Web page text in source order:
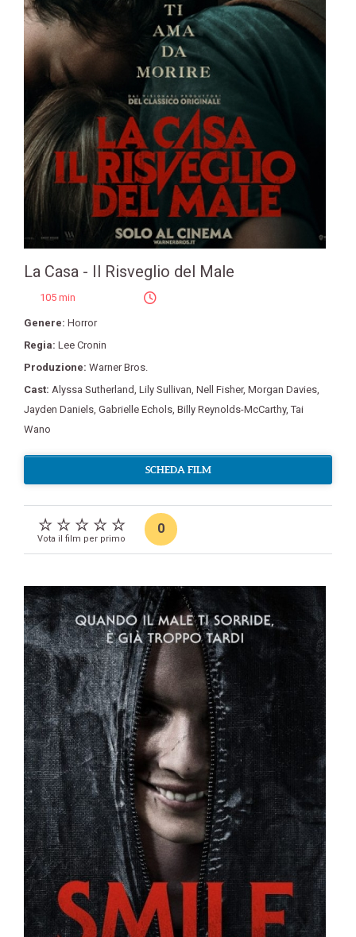
La Casa - Il Risveglio del Male
105 min
Genere: Horror
Regia: Lee Cronin
Produzione: Warner Bros.
Cast: Alyssa Sutherland, Lily Sullivan, Nell Fisher, Morgan Davies,
Jayden Daniels, Gabrielle Echols, Billy Reynolds-McCarthy,Tai
Wano
SCHEDA FILM
Vota il film per primo
0